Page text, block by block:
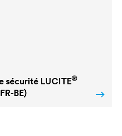
sécurité LUCITE®
BE)